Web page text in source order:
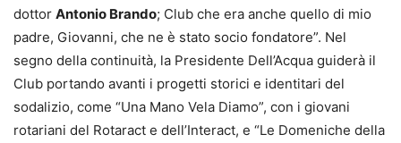
dottor Antonio Brando; Club che era anche quello di mio
padre, Giovanni, che ne è stato socio fondatore”. Nel
segno della continuità, la Presidente Dell’Acqua guiderà il
Club portando avanti i progetti storici e identitari del
sodalizio, come “Una Mano Vela Diamo”, con i giovani
rotariani del Rotaract e dell’Interact, e “Le Domeniche della